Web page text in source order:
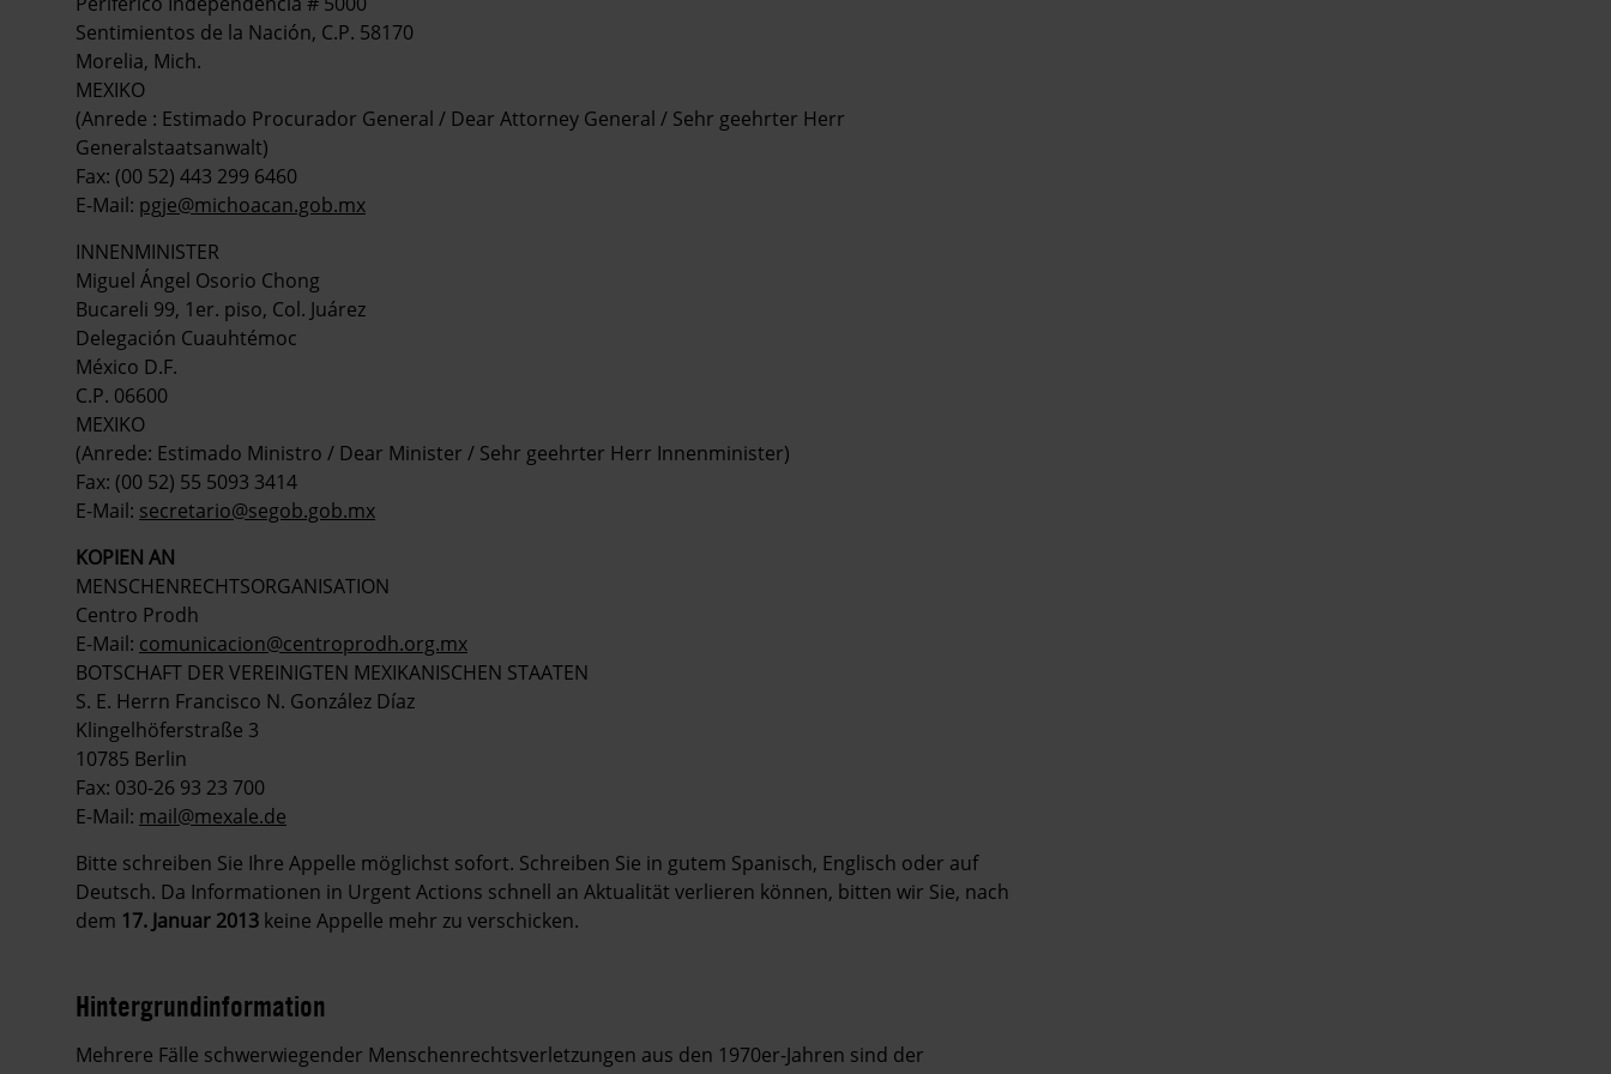
Sentimientos de la Nación, C.P. 58170
Morelia, Mich.
MEXIKO
(Anrede : Estimado Procurador General / Dear Attorney General / Sehr geehrter Herr
Generalstaatsanwalt)
Fax: (00 52) 443 299 6460
E-Mail: pgje@michoacan.gob.mx
INNENMINISTER
Miguel Ángel Osorio Chong
Bucareli 99, 1er. piso, Col. Juárez
Delegación Cuauhtémoc
México D.F.
C.P. 06600
MEXIKO
(Anrede: Estimado Ministro / Dear Minister / Sehr geehrter Herr Innenminister)
Fax: (00 52) 55 5093 3414
E-Mail: secretario@segob.gob.mx
KOPIEN AN
MENSCHENRECHTSORGANISATION
Centro Prodh
E-Mail: comunicacion@centroprodh.org.mx
BOTSCHAFT DER VEREINIGTEN MEXIKANISCHEN STAATEN
S. E. Herrn Francisco N. González Díaz
Klingelhöferstraße 3
10785 Berlin
Fax: 030-26 93 23 700
E-Mail: mail@mexale.de
Bitte schreiben Sie Ihre Appelle möglichst sofort. Schreiben Sie in gutem Spanisch, Englisch oder auf
Deutsch. Da Informationen in Urgent Actions schnell an Aktualität verlieren können, bitten wir Sie, nach
dem 17. Januar 2013 keine Appelle mehr zu verschicken.
Hintergrundinformation
Hintergrund
Mehrere Fälle schwerwiegender Menschenrechtsverletzungen aus den 1970er-Jahren sind der